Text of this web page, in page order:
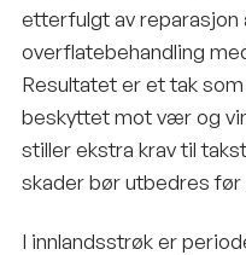
etterfulgt av reparasjon
overflatebehandling
Resultatet er et tak
beskyttet mot vær og
stiller ekstra krav til
skader bør utbedres før
I innlandsstrøk er